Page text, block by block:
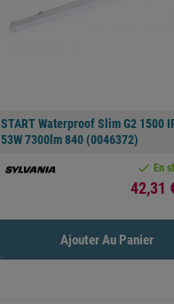
START Waterproof Slim G2 1500
53W 7300lm 840 (0046372)
 En
Prix
42,31
Ajouter Au Panier